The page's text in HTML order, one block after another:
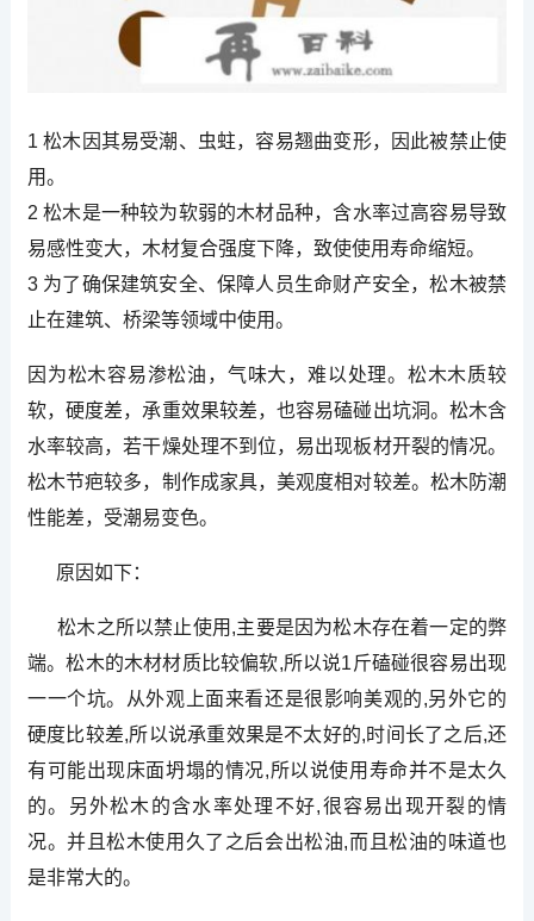
1 松木因其易受潮、虫蛀，容易翘曲变形，因此被禁止使
用。
2 松木是一种较为软弱的木材品种，含水率过高容易导致
易感性变大，木材复合强度下降，致使使用寿命缩短。
3 为了确保建筑安全、保障人员生命财产安全，松木被禁
止在建筑、桥梁等领域中使用。
因为松木容易渗松油，气味大，难以处理。松木木质较
软，硬度差，承重效果较差，也容易磕碰出坑洞。松木含
水率较高，若干燥处理不到位，易出现板材开裂的情况。
松木节疤较多，制作成家具，美观度相对较差。松木防潮
性能差，受潮易变色。
原因如下：
松木之所以禁止使用,主要是因为松木存在着一定的弊
端。松木的木材材质比较偏软,所以说1斤磕碰很容易出现
一一个坑。从外观上面来看还是很影响美观的,另外它的
硬度比较差,所以说承重效果是不太好的,时间长了之后,还
有可能出现床面坍塌的情况,所以说使用寿命并不是太久
的。另外松木的含水率处理不好,很容易出现开裂的情
况。并且松木使用久了之后会出松油,而且松油的味道也
是非常大的。